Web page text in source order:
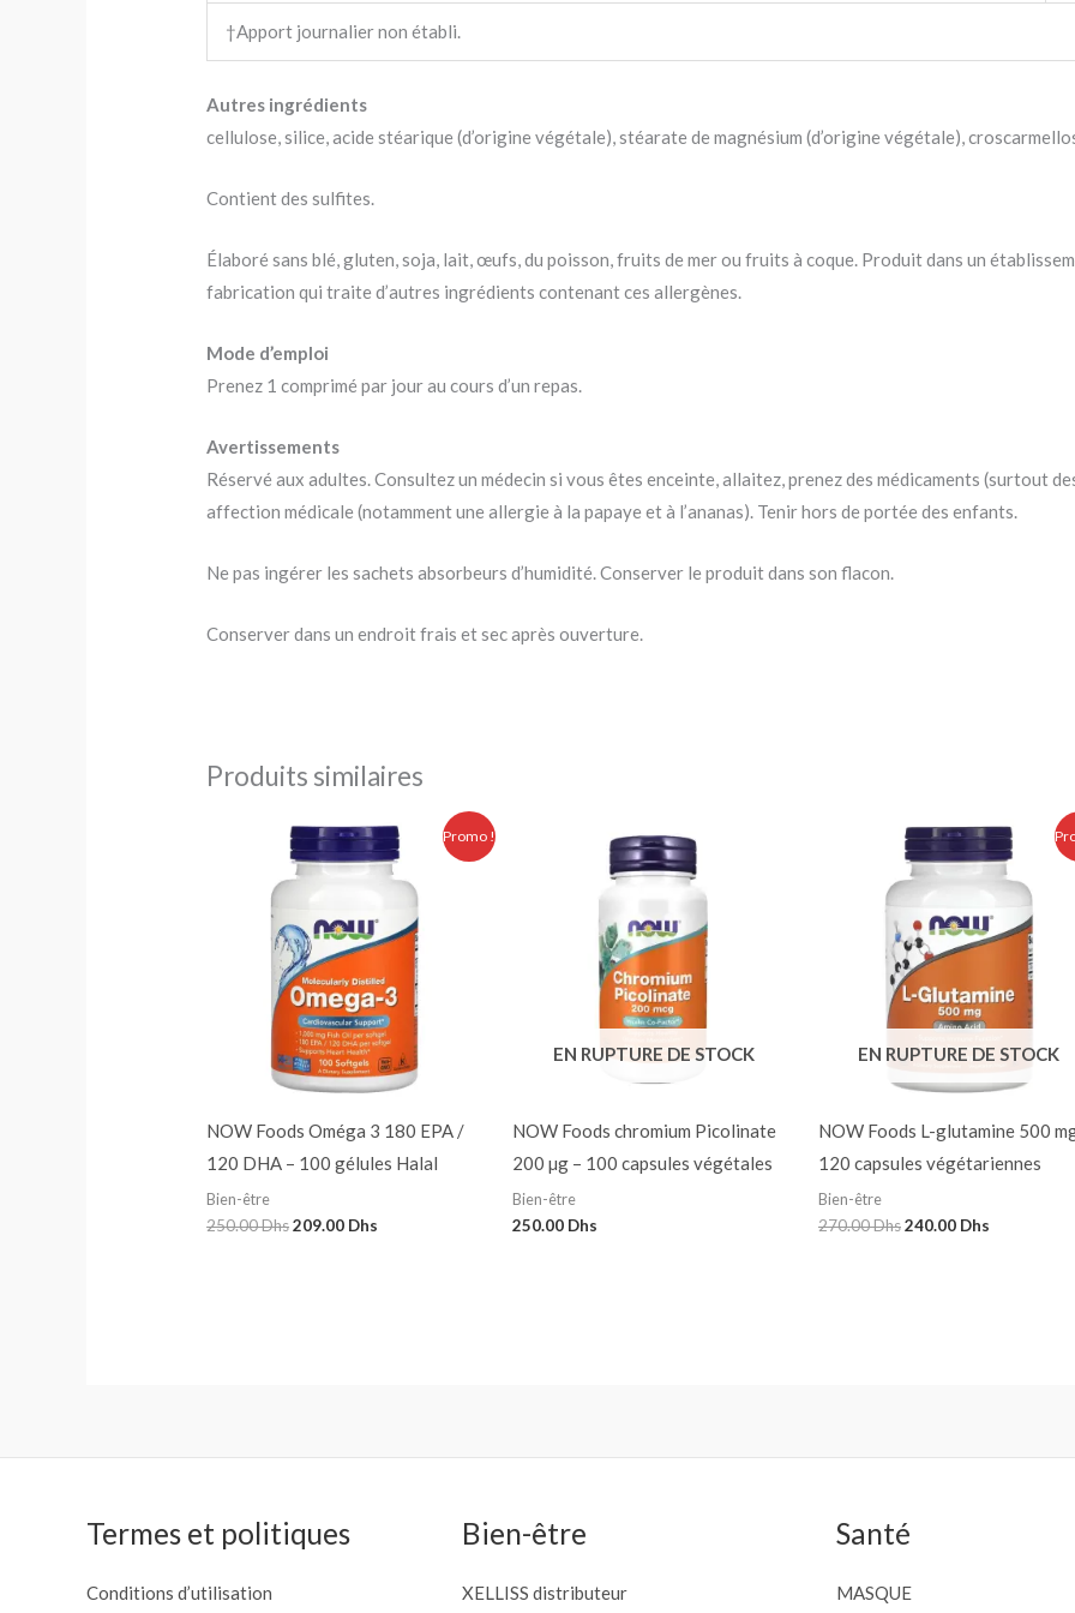
†Apport journalier non établi.
Autres ingrédients
cellulose, silice, acide stéarique (d’origine végétale), stéarate de magnésium (d’origine végétale),
Contient des sulfites.
Élaboré sans blé, gluten, soja, lait, œufs, du poisson, fruits de mer ou fruits à coque. Produit dans un
fabrication qui traite d’autres ingrédients contenant ces allergènes.
Mode d’emploi
Prenez 1 comprimé par jour au cours d’un repas.
Avertissements
Réservé aux adultes. Consultez un médecin si vous êtes enceinte, allaitez, prenez des médicaments (surtout
affection médicale (notamment une allergie à la papaye et à l’ananas). Tenir hors de portée des enfants.
Ne pas ingérer les sachets absorbeurs d’humidité. Conserver le produit dans son flacon.
Conserver dans un endroit frais et sec après ouverture.
Produits similaires
Promo !
NOW Foods Oméga 3 180 EPA /
120 DHA – 100 gélules Halal
Bien-être
250.00Dhs
Le
prix
initial
209.00 Dhs
Le
prix
actuel
est :
209.00 Dhs.
EN RUPTURE DE STOCK
NOW Foods chromium Picolinate
200 µg – 100 capsules végétales
Bien-être
250.00 Dhs
EN RUPTURE DE STOCK
NOW Foods L-glutamine 500
120 capsules végétariennes
Bien-être
270.00Dhs
Le
prix
initial
était :
240.00 Dhs
Le
prix
actuel
est :
240.00 Dhs.
Termes et politiques
Conditions d’utilisation
Bien-être
XELLISS distributeur
Santé
MASQUE